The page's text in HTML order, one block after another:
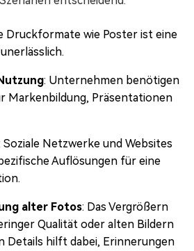
Druckformate wie Poster ist eine
: Unternehmen benötigen
Markenbildung, Präsentationen
Soziale Netzwerke und Websites
Auflösungen für eine
alter Fotos: Das Vergrößern
Qualität oder alten Bildern
Details hilft dabei, Erinnerungen